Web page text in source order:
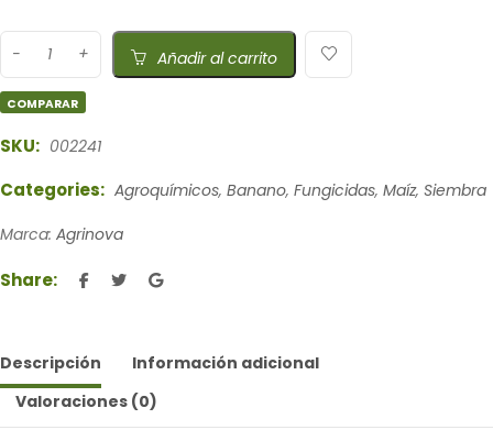
Añadir al carrito
COMPARAR
SKU: 002241
Categories: Agroquímicos, Banano, Fungicidas, Maíz, Siembra
Marca: Agrinova
Share:
Descripción
Información adicional
Valoraciones (0)